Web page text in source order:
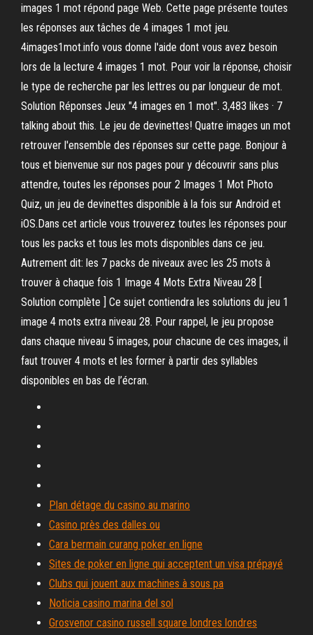
images 1 mot répond page Web. Cette page présente toutes
les réponses aux tâches de 4 images 1 mot jeu.
4images1mot.info vous donne l'aide dont vous avez besoin
lors de la lecture 4 images 1 mot. Pour voir la réponse, choisir
le type de recherche par les lettres ou par longueur de mot.
Solution Réponses Jeux "4 images en 1 mot". 3,483 likes · 7
talking about this. Le jeu de devinettes! Quatre images un mot
retrouver l'ensemble des réponses sur cette page. Bonjour à
tous et bienvenue sur nos pages pour y découvrir sans plus
attendre, toutes les réponses pour 2 Images 1 Mot Photo
Quiz, un jeu de devinettes disponible à la fois sur Android et
iOS.Dans cet article vous trouverez toutes les réponses pour
tous les packs et tous les mots disponibles dans ce jeu.
Autrement dit: les 7 packs de niveaux avec les 25 mots à
trouver à chaque fois 1 Image 4 Mots Extra Niveau 28 [
Solution complète ] Ce sujet contiendra les solutions du jeu 1
image 4 mots extra niveau 28. Pour rappel, le jeu propose
dans chaque niveau 5 images, pour chacune de ces images, il
faut trouver 4 mots et les former à partir des syllables
disponibles en bas de l’écran.
Plan détage du casino au marino
Casino près des dalles ou
Cara bermain curang poker en ligne
Sites de poker en ligne qui acceptent un visa prépayé
Clubs qui jouent aux machines à sous pa
Noticia casino marina del sol
Grosvenor casino russell square londres londres